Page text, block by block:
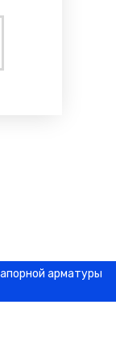
арматуры